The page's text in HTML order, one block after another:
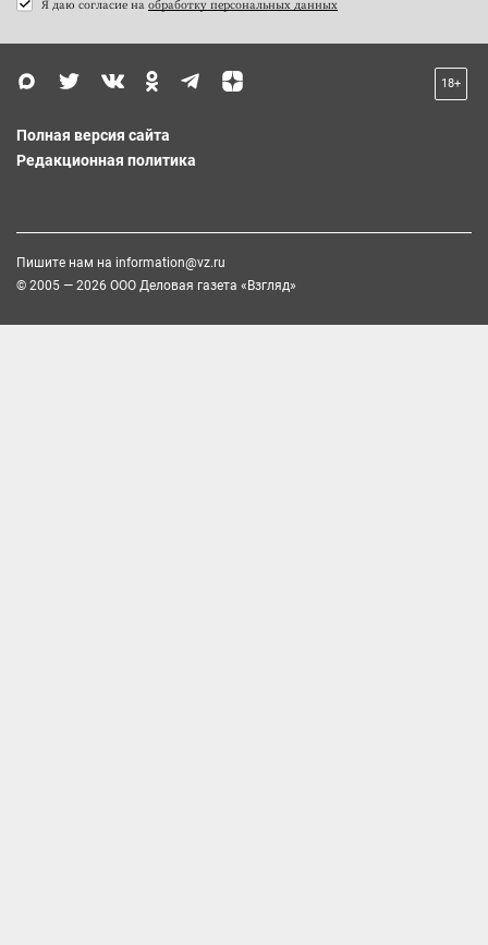
Я даю согласие на обработку персональных данных
18+
Полная версия сайта
Редакционная политика
Пишите нам на information@vz.ru
© 2005 — 2026 ООО Деловая газета «Взгляд»